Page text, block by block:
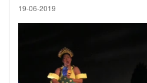
19-06-2019